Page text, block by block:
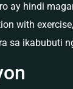
ay hindi
with
sa ikabubuti